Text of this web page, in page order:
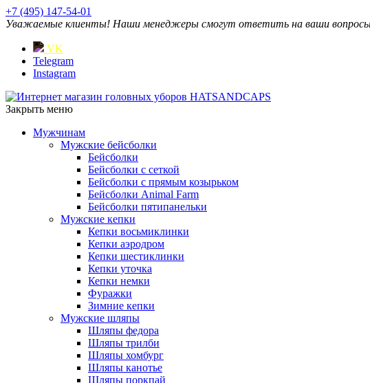
+7 (495) 147-54-01
Уважаемые клиенты! Наши менеджеры смогут ответить на ваши вопросы
VK
Telegram
Instagram
Закрыть меню
Мужчинам
Мужские бейсболки
Бейсболки
Бейсболки с сеткой
Бейсболки с прямым козырьком
Бейсболки Animal Farm
Бейсболки пятипанельки
Мужские кепки
Кепки восьмиклинки
Кепки аэродром
Кепки шестиклинки
Кепки уточка
Кепки немки
Фуражки
Зимние кепки
Мужские шляпы
Шляпы федора
Шляпы трилби
Шляпы хомбург
Шляпы канотье
Шляпы поркпай